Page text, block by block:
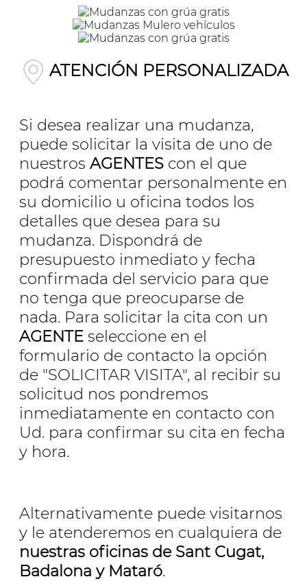
ATENCIÓN PERSONALIZADA
Si desea realizar una mudanza,
puede solicitar la visita de uno de
nuestros AGENTES con el que
podrá comentar personalmente en
su domicilio u oficina todos los
detalles que desea para su
mudanza. Dispondrá de
presupuesto inmediato y fecha
confirmada del servicio para que
no tenga que preocuparse de
nada. Para solicitar la cita con un
AGENTE seleccione en el
formulario de contacto la opción
de "SOLICITAR VISITA", al recibir su
solicitud nos pondremos
inmediatamente en contacto con
Ud. para confirmar su cita en fecha
y hora.
Alternativamente puede visitarnos
y le atenderemos en cualquiera de
nuestras oficinas de Sant Cugat,
Badalona y Mataró.